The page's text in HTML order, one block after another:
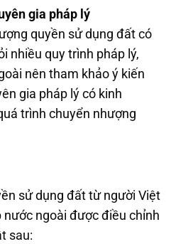
gia pháp lý
quyền sử dụng đất có
nhiều quy trình pháp lý,
nên tham khảo ý kiến
gia pháp lý có kinh
trình chuyển nhượng
sử dụng đất từ người Việt
nước ngoài được điều chỉnh
sau: